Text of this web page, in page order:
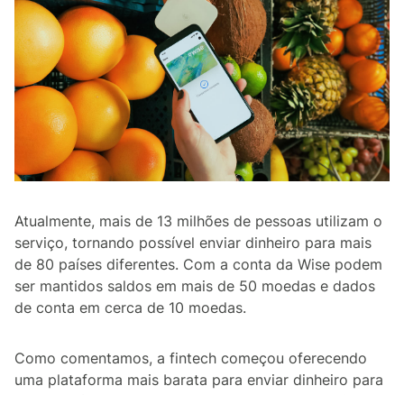
Atualmente, mais de 13 milhões de pessoas utilizam o
serviço, tornando possível enviar dinheiro para mais
de 80 países diferentes. Com a conta da Wise podem
ser mantidos saldos em mais de 50 moedas e dados
de conta em cerca de 10 moedas.
Como comentamos, a fintech começou oferecendo
uma plataforma mais barata para enviar dinheiro para